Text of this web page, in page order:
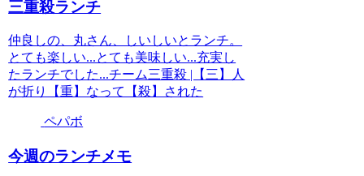
三重殺ランチ
仲良しの、丸さん、しいしいとランチ。
とても楽しい...とても美味しい...充実し
たランチでした...チーム三重殺 |【三】人
が折り【重】なって【殺】された
ペパボ
今週のランチメモ